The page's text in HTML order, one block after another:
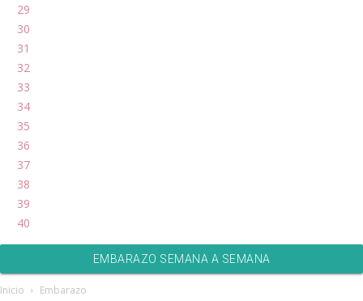
29
30
31
32
33
34
35
36
37
38
39
40
EMBARAZO SEMANA A SEMANA
Inicio Embarazo